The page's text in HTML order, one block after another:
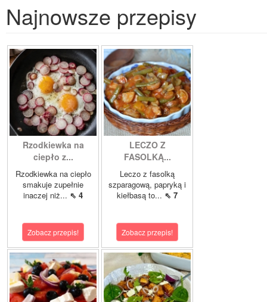
Najnowsze przepisy
Rzodkiewka na
ciepło z...
Rzodkiewka na ciepło
smakuje zupełnie
inaczej niż... ⇖ 4
Zobacz przepis!
LECZO Z
FASOLKĄ...
Leczo z fasolką
szparagową, papryką i
kiełbasą to... ⇖ 7
Zobacz przepis!